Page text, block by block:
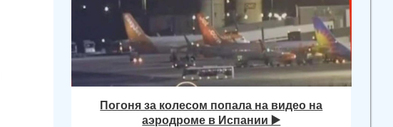
Погоня за колесом попала на видео на
аэродроме в Испании ▶️